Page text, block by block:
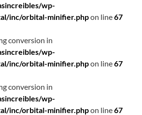
wp-
inc/orbital-minifier.phpon line67
conversion in
wp-
inc/orbital-minifier.phpon line67
conversion in
wp-
inc/orbital-minifier.phpon line67